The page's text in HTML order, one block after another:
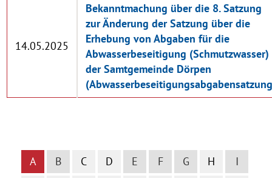
14.05.2025
Bekanntmachung über die 8. Satzung
zur Änderung der Satzung über die
Erhebung von Abgaben für die
Abwasserbeseitigung (Schmutzwasser)
der Samtgemeinde Dörpen
A B C D E F G H
I